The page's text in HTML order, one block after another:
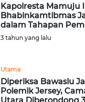
Kapolresta Mamuju
Bhabinkamtibmas
dalam Tahapan
3 tahun yang lalu
Utama
Diperiksa Bawaslu
Polemik Jersey,